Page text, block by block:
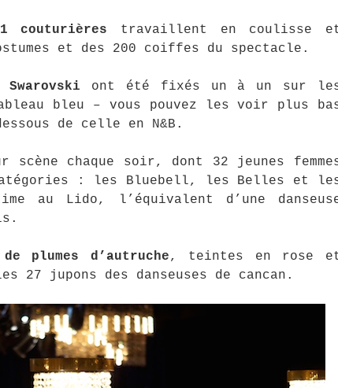
couturières travaillent en coulisse
et des 200 coiffes du spectacle.
ont été fixés un à un sur
bleu – vous pouvez les voir plus
de celle en N&B.
chaque soir, dont 32 jeunes
: les Bluebell, les Belles et
au Lido, l’équivalent d’une
plumes d’autruche, teintes en rose
27 jupons des danseuses de cancan.